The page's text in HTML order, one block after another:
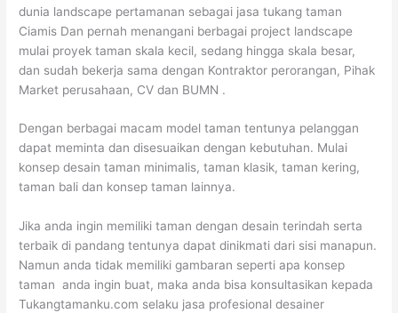
dunia landscape pertamanan sebagai jasa tukang taman
Ciamis Dan pernah menangani berbagai project landscape
mulai proyek taman skala kecil, sedang hingga skala besar,
dan sudah bekerja sama dengan Kontraktor perorangan, Pihak
Market perusahaan, CV dan BUMN .
Dengan berbagai macam model taman tentunya pelanggan
dapat meminta dan disesuaikan dengan kebutuhan. Mulai
konsep desain taman minimalis, taman klasik, taman kering,
taman bali dan konsep taman lainnya.
Jika anda ingin memiliki taman dengan desain terindah serta
terbaik di pandang tentunya dapat dinikmati dari sisi manapun.
Namun anda tidak memiliki gambaran seperti apa konsep
taman anda ingin buat, maka anda bisa konsultasikan kepada
Tukangtamanku.com selaku jasa profesional desainer